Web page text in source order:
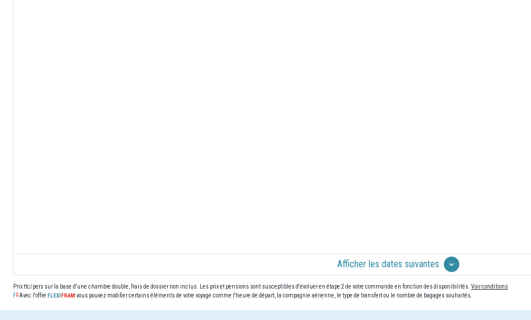
Afficher les dates suivantes
Prix ttc/pers sur la base d'une chambre double, frais de dossier non inclus. Les prix et pensions sont susceptibles d'évoluer en étape 2 de votre commande en fonction des disponibilités. Voir conditions
Avec l'offre
vous pouvez modifier certains éléments de votre voyage comme l'heure de départ, la compagnie aérienne, le type de transfert ou le nombre de bagages souhaités.